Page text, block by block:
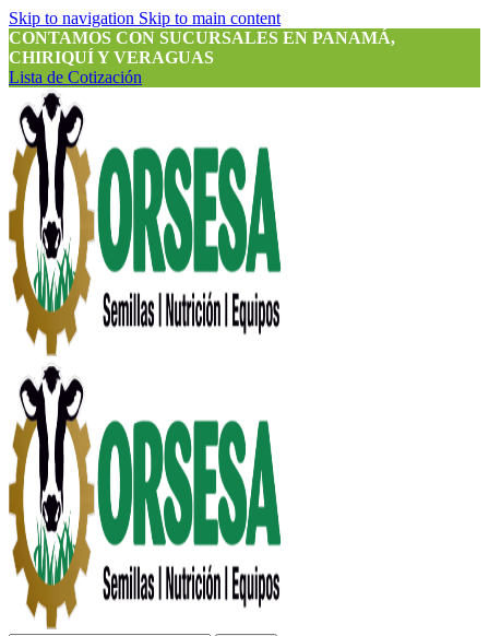
Skip to navigation Skip to main content
CONTAMOS CON SUCURSALES EN PANAMÁ,
CHIRIQUÍ Y VERAGUAS
Lista de Cotización